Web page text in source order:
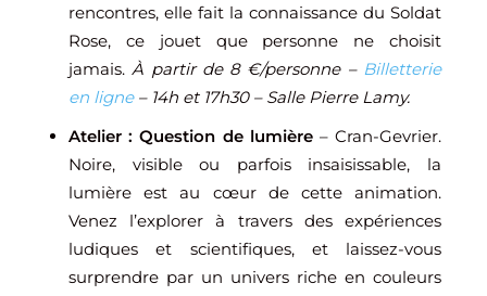
rencontres, elle fait la connaissance du Soldat
Rose, ce jouet que personne ne choisit
jamais. À partir de 8 €/personne – Billetterie
en ligne– 14h et 17h30 – Salle Pierre Lamy.
Atelier : Question de lumière– Cran-Gevrier.
Noire, visible ou parfois insaisissable, la
lumière est au cœur de cette animation.
Venez l’explorer à travers des expériences
ludiques et scientifiques, et laissez-vous
surprendre par un univers riche en couleurs